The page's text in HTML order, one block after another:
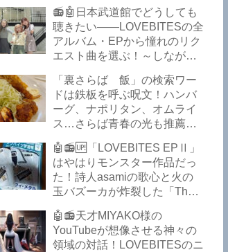
ごった返しているぞ！【さら
ば青春の光 五反田 グルメ】
２』が不気味な存在感で他を
圧倒した！異形の家族小説
『Q』も文句なしだぞ！～
2025年版「このミステリーが
すごい！」
📻🤖日本武道館でどうしても
聴きたい――LOVEBITESの全
アルバム・EPから憧れのリク
エスト曲を選ぶ！～しながわ
武道館】【ラブバイツ 武道
館】【LOVEBITES 武道館 セ
トリ】【LOVEBITES リクエ
スト曲】【LOVEBITES
Inspire】【LOVEBITES Under
The Red Sky】【LOVEBITES
Epilogue】【LOVEBITES
Today Is The Day】
【LOVEBITES Dystopia
Symphony】【LOVEBITES
My Orion】【LOVEBITES
Lost In The Garden】
「裏さらば 飯」の検索ワー
ドは鉄板を呼ぶ呪文！ハンバ
ーグ、ナポリタン、オムライ
ス…さらば青春の光も推薦！
定のお子様ランチを食ってき
たよ！【さらば青春の光 五反
田 グルメ】
🤖📻🆙「LOVEBITES EPⅡ」
はやはりモンスター作品だっ
た！詩人asamiの歌心と火の
玉バズーカが炸裂した「The
のだぞ！～しながわロックラ
ジオ【追記あり】
🤖📻天才MIYAKO様の
YouTubeが想像させる神々の
領域の対話！LOVEBITESのニ